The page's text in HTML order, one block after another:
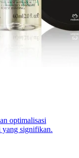
optimalisasi
yang signifikan.